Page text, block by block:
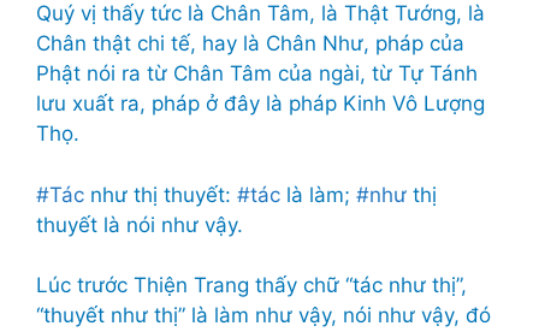
Quý vị thấy tức là Chân Tâm, là Thật Tướng, là
Chân thật chi tế, hay là Chân Như, pháp của
Phật nói ra từ Chân Tâm của ngài, từ Tự Tánh
lưu xuất ra, pháp ở đây là pháp Kinh Vô Lượng
Thọ.
#Tác như thị thuyết: #tác là làm; #như thị
thuyết là nói như vậy.
Lúc trước Thiện Trang thấy chữ “tác như thị”,
“thuyết như thị” là làm như vậy, nói như vậy, đó